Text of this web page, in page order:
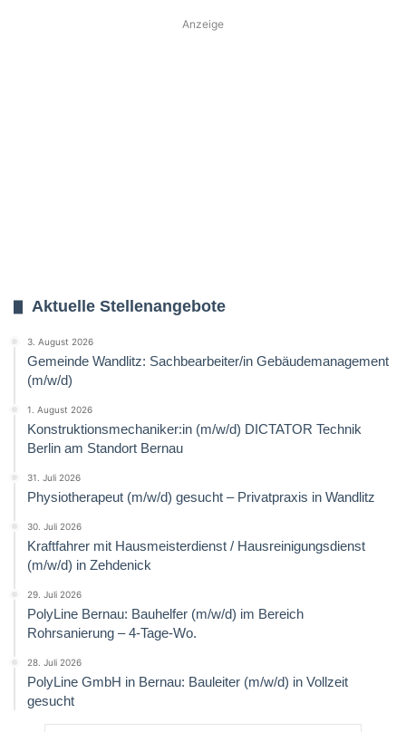
Anzeige
Aktuelle Stellenangebote
3. August 2026
Gemeinde Wandlitz: Sachbearbeiter/in Gebäudemanagement
(m/w/d)
1. August 2026
Konstruktionsmechaniker:in (m/w/d) DICTATOR Technik
Berlin am Standort Bernau
31. Juli 2026
Physiotherapeut (m/w/d) gesucht – Privatpraxis in Wandlitz
30. Juli 2026
Kraftfahrer mit Hausmeisterdienst / Hausreinigungsdienst
(m/w/d) in Zehdenick
29. Juli 2026
PolyLine Bernau: Bauhelfer (m/w/d) im Bereich
Rohrsanierung – 4-Tage-Wo.
28. Juli 2026
PolyLine GmbH in Bernau: Bauleiter (m/w/d) in Vollzeit
gesucht